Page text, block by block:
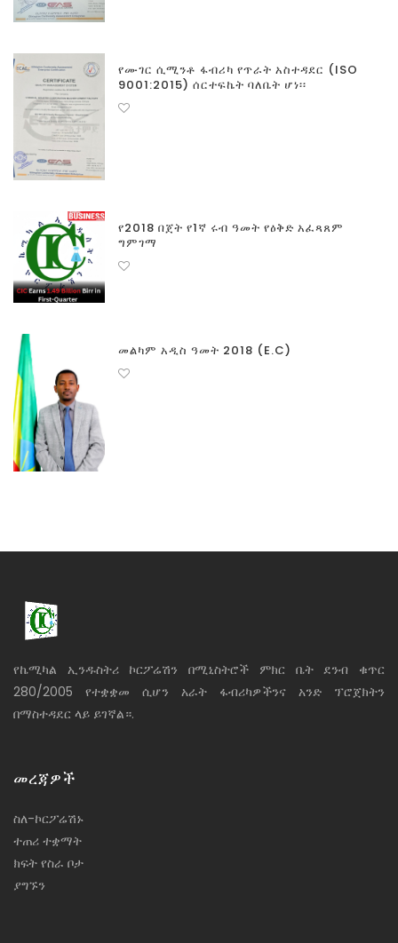
የሙገር ሲሚንቶ ፋብሪካ የጥራት አስተዳደር (ISO
9001:2015) ሰርተፍኬት ባለቤት ሆነ፡፡
የ2018 በጀት የ1ኛ ሩብ ዓመት የዕቅድ አፈጻጸም
ግምገማ
መልካም አዲስ ዓመት 2018 (E.C)
የኬሚካል ኢንዱስትሪ ኮርፖሬሽን በሚኒስትሮች ምክር ቤት ደንብ ቁጥር
280/2005 የተቋቋመ ሲሆን አራት ፋብሪካዎችንና አንድ ፕሮጀክትን
በማስተዳደር ላይ ይገኛል።.
መረጃዎች
ስለ-ኮርፖሬሽኑ
ተጠሪ ተቋማት
ክፍት የስራ ቦታ
ያግኙን